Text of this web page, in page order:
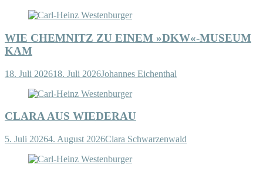
WIE CHEMNITZ ZU EINEM »DKW«-MUSEUM
KAM
18. Juli 202618. Juli 2026Johannes Eichenthal
CLARA AUS WIEDERAU
5. Juli 20264. August 2026Clara Schwarzenwald